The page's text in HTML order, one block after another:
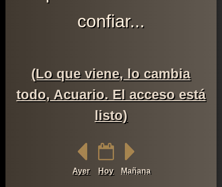
confiar...
(Lo que viene, lo cambia
todo, Acuario. El acceso está
listo)
Ayer Hoy Mañana